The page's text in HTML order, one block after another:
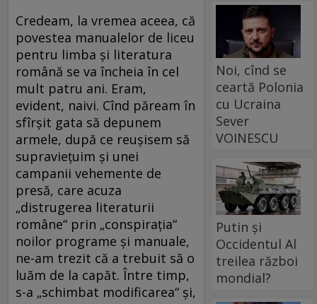
Credeam, la vremea aceea, că
povestea manualelor de liceu
pentru limba şi literatura
română se va încheia în cel
mult patru ani. Eram,
evident, naivi. Cînd păream în
sfîrşit gata să depunem
armele, după ce reuşisem să
supravieţuim şi unei
campanii vehemente de
presă, care acuza
„distrugerea literaturii
române“ prin „conspiraţia“
noilor programe şi manuale,
ne-am trezit că a trebuit să o
luăm de la capăt. Între timp,
s-a „schimbat modificarea“ şi,
Noi, cînd se
ceartă Polonia
cu Ucraina
Sever
VOINESCU
Putin și
Occidentul Al
treilea război
mondial?